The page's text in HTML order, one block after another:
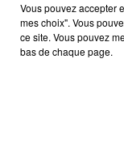
Vous pouvez accepter
mes choix". Vous
ce site. Vous pouvez
bas de chaque page.